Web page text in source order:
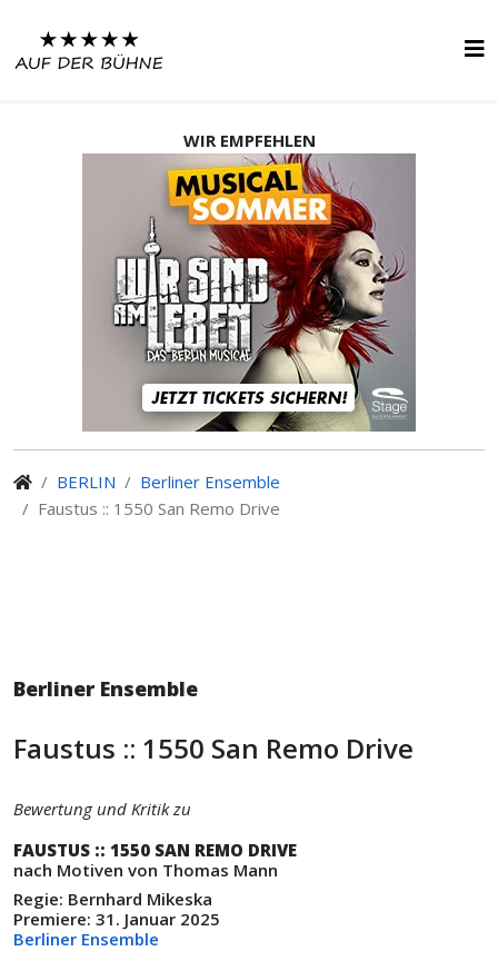
WIR EMPFEHLEN
BERLIN
Berliner Ensemble
Faustus :: 1550 San Remo Drive
Berliner Ensemble
Faustus :: 1550 San Remo Drive
Bewertung und Kritik zu
FAUSTUS :: 1550 SAN REMO DRIVE
nach Motiven von Thomas Mann
Regie: Bernhard Mikeska
Premiere: 31. Januar 2025
Berliner Ensemble